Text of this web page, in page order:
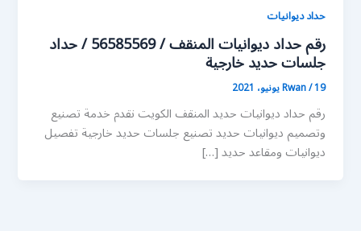
حداد ديوانيات
رقم حداد ديوانيات المنقف / 56585569 / حداد
جلسات حديد خارجية
Rwan/19 يونيو، 2021
رقم حداد ديوانيات حديد المنقف الكويت نقدم خدمة تصنيع
وتصميم ديوانيات حديد تصنيع جلسات حديد خارجية تفصيل
ديوانيات ومقاعد حديد […]